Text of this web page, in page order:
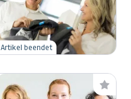
Artikel beendet